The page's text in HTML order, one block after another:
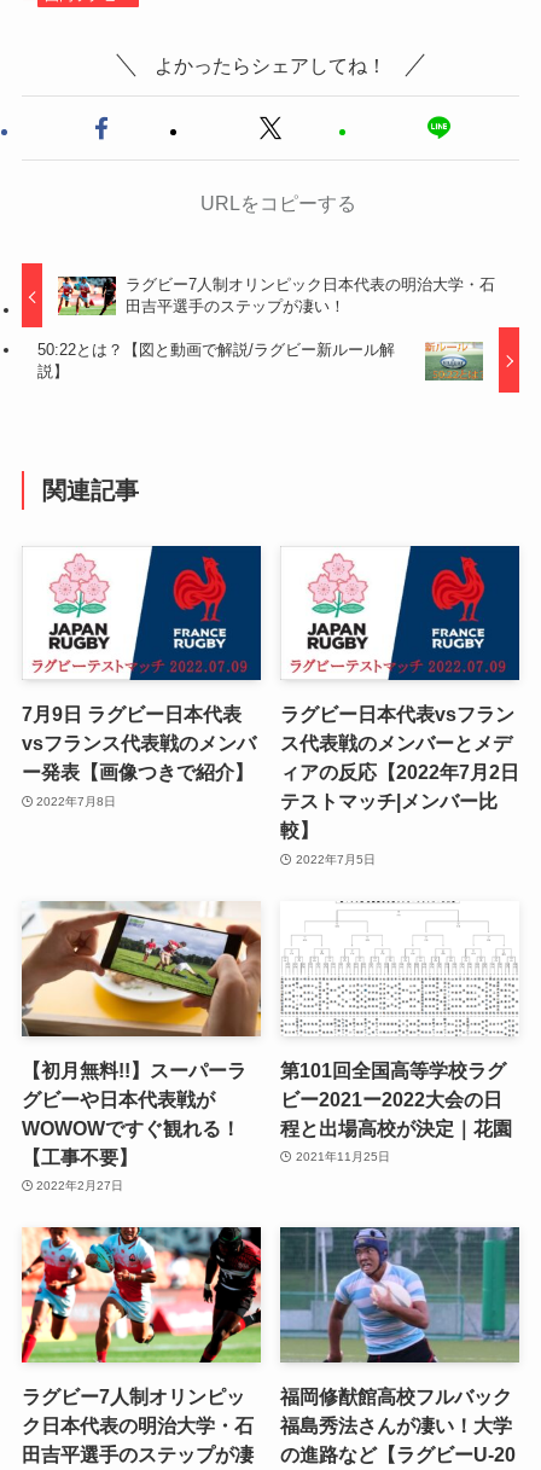
よかったらシェアしてね！
URLをコピーする
ラグビー7人制オリンピック日本代表の明治大学・石
田吉平選手のステップが凄い！
50:22とは？【図と動画で解説/ラグビー新ルール解
説】
関連記事
7月9日 ラグビー日本代表
vsフランス代表戦のメンバ
ー発表【画像つきで紹介】
2022年7月8日
ラグビー日本代表vsフラン
ス代表戦のメンバーとメデ
ィアの反応【2022年7月2日
テストマッチ|メンバー比
較】
2022年7月5日
【初月無料!!】スーパーラ
グビーや日本代表戦が
WOWOWですぐ観れる！
【工事不要】
2022年2月27日
第101回全国高等学校ラグ
ビー2021ー2022大会の日
程と出場高校が決定｜花園
2021年11月25日
ラグビー7人制オリンピッ
ク日本代表の明治大学・石
田吉平選手のステップが凄
福岡修猷館高校フルバック
福島秀法さんが凄い！大学
の進路など【ラグビーU-20